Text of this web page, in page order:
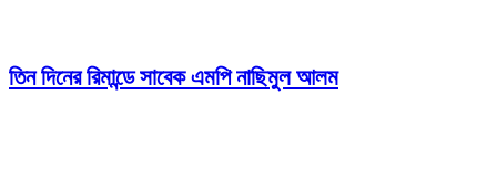
তিন দিনের রিমান্ডে সাবেক এমপি নাছিমুল আলম